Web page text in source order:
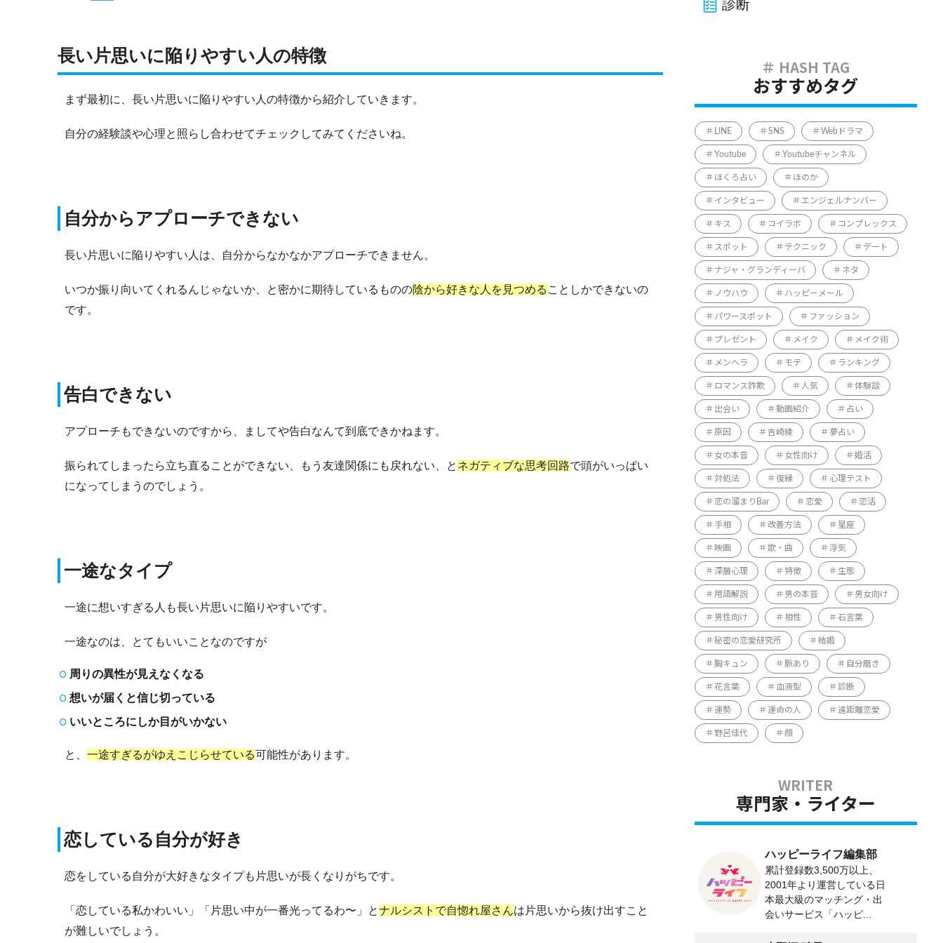
長い片思いに陥りやすい人の特徴
まず最初に、長い片思いに陥りやすい人の特徴から紹介していきます。
自分の経験談や心理と照らし合わせてチェックしてみてくださいね。
自分からアプローチできない
長い片思いに陥りやすい人は、自分からなかなかアプローチできません。
いつか振り向いてくれるんじゃないか、と密かに期待しているものの陰から好きな人を見つめる ことしかできないの
です。
告白できない
アプローチもできないのですから、ましてや告白なんて到底できかねます。
振られてしまったら立ち直ることができない、もう友達関係にも戻れない、と ネガティブな思考回路で頭がいっぱい
になってしまうのでしょう。
一途なタイプ
一途に想いすぎる人も長い片思いに陥りやすいです。
一途なのは、とてもいいことなのですが
周りの異性が見えなくなる
想いが届くと信じ切っている
いいところにしか目がいかない
と、 一途すぎるがゆえこじらせている可能性があります。
恋している自分が好き
恋をしている自分が大好きなタイプも片思いが長くなりがちです。
「恋している私かわいい」「片思い中が一番光ってるわ〜」とナルシストで自惚れ屋さんは片思いから抜け出すこと
が難しいでしょう。
診断
おすすめタグ
LINE SNS Webドラマ
Youtube Youtubeチャンネル
ほくろ占い ほのか
インタビュー エンジェルナンバー
キス コイラボ コンプレックス
スポット テクニック デート
ナジャ・グランディーバ ネタ
ノウハウ ハッピーメール
パワースポット ファッション
プレゼント メイク メイク術
メンヘラ モテ ランキング
ロマンス詐欺 人気 体験談
出会い 動画紹介 占い
原因 吉崎綾 夢占い
女の本音 女性向け 婚活
対処法 復縁 心理テスト
恋の溜まりBar 恋愛 恋活
手相 改善方法 星座
映画 歌・曲 浮気
深層心理 特徴 生態
用語解説 男の本音 男女向け
男性向け 相性 石言葉
秘密の恋愛研究所 結婚
胸キュン 脈あり 自分磨き
花言葉 血液型 診断
運勢 運命の人 遠距離恋愛
野呂佳代 顔
専門家・ライター
ハッピーライフ編集部
累計登録数3,500万以上、
2001年より運営している日
本最大級のマッチング・出
会いサービス「ハッピ...